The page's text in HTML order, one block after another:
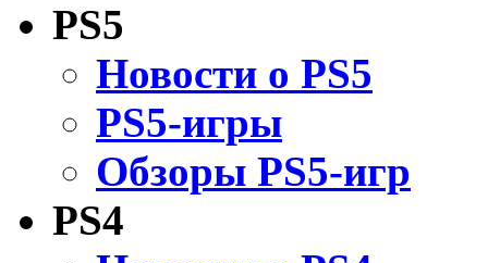
PS5
Новости о PS5
PS5-игры
Обзоры PS5-игр
PS4